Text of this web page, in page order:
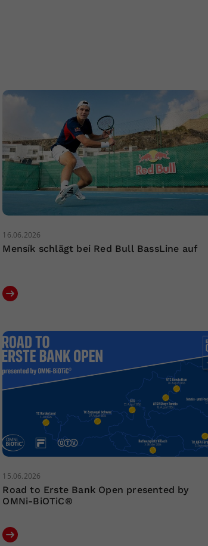
16.06.2026
Mensík schlägt bei Red Bull BassLine auf
15.06.2026
Road to Erste Bank Open presented by
OMNi-BiOTiC®